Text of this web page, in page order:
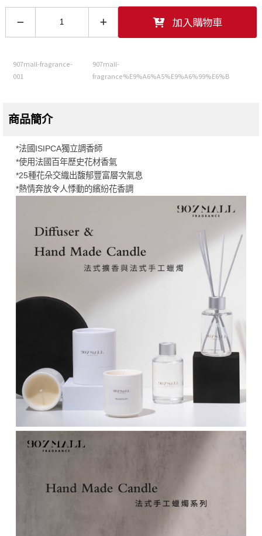
加入購物車
907mall-fragrance-
001
907mall-
fragrance%E9%A6%A5%E9%A6%99%E6%B
商品簡介
*法國ISIPCA獨立調香師
*使用法國百年歷史花材香氣
*25種花朵交織出馥郁豐富層次氣息
*熱情奔放令人悸動的繽紛花香調